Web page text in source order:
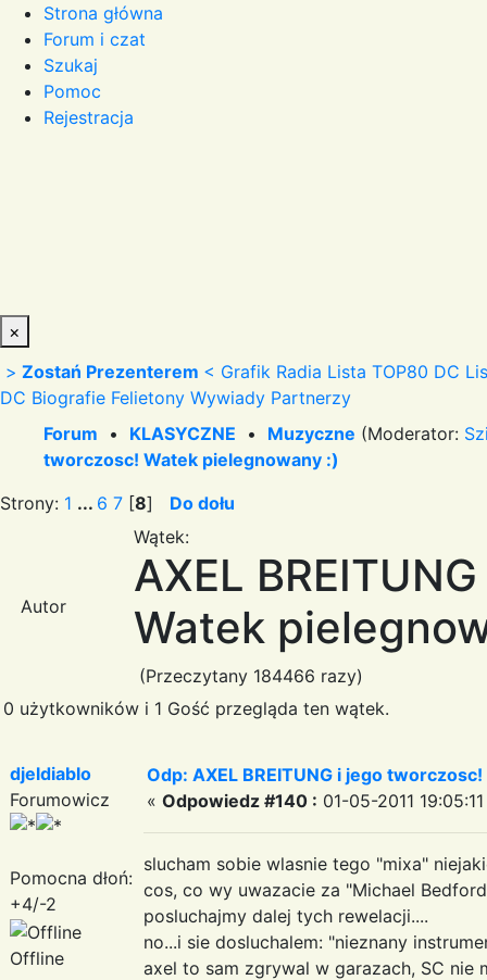
Strona główna
Forum i czat
Szukaj
Pomoc
Rejestracja
×
> Zostań Prezenterem < Grafik Radia Lista TOP80 DC
DC Biografie Felietony Wywiady Partnerzy
Forum • KLASYCZNE • Muzyczne (Moderator:
tworczosc! Watek pielegnowany :)
Strony: 1 ... 6 7 [8] Do dołu
Autor
Wątek:
AXEL
Watek
(Przeczytany 184466 razy)
0 użytkowników i 1 Gość przegląda ten wątek.
djeldiablo
Forumowicz
Pomocna dłoń:
+4/-2
Offline
Odp: AXEL BREITUNG i jego
« Odpowiedz #140 : 01-05-2011
slucham sobie wlasnie tego "mixa"
cos, co wy uwazacie za "Michael
posluchajmy dalej tych rewelacji....
no...i sie dosluchalem: "nieznany
axel to sam zgrywal w garazach, SC nie